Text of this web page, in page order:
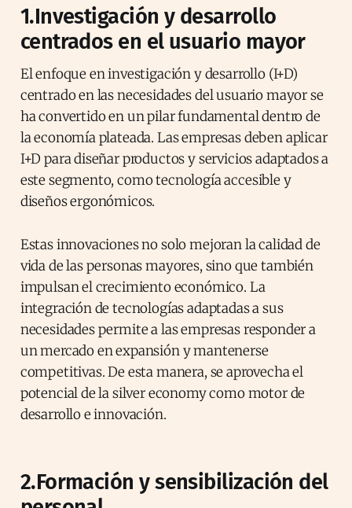
1.Investigación y desarrollo
centrados en el usuario mayor
El enfoque en investigación y desarrollo (I+D)
centrado en las necesidades del usuario mayor se
ha convertido en un pilar fundamental dentro de
la economía plateada. Las empresas deben aplicar
I+D para diseñar productos y servicios adaptados a
este segmento, como tecnología accesible y
diseños ergonómicos.
Estas innovaciones no solo mejoran la calidad de
vida de las personas mayores, sino que también
impulsan el crecimiento económico. La
integración de tecnologías adaptadas a sus
necesidades permite a las empresas responder a
un mercado en expansión y mantenerse
competitivas. De esta manera, se aprovecha el
potencial de la silver economy como motor de
desarrollo e innovación.
2.Formación y sensibilización del